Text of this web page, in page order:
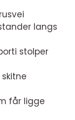
langs
stolper
får ligge